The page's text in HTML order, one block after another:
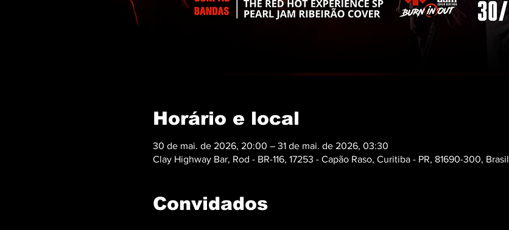
Horário e local
30 de mai. de 2026, 20:00 – 31 de mai. de 2026, 03:30
Clay Highway Bar, Rod - BR-116, 17253 - Capão Raso, Curitiba - PR, 81690-300, Brasil
Convidados